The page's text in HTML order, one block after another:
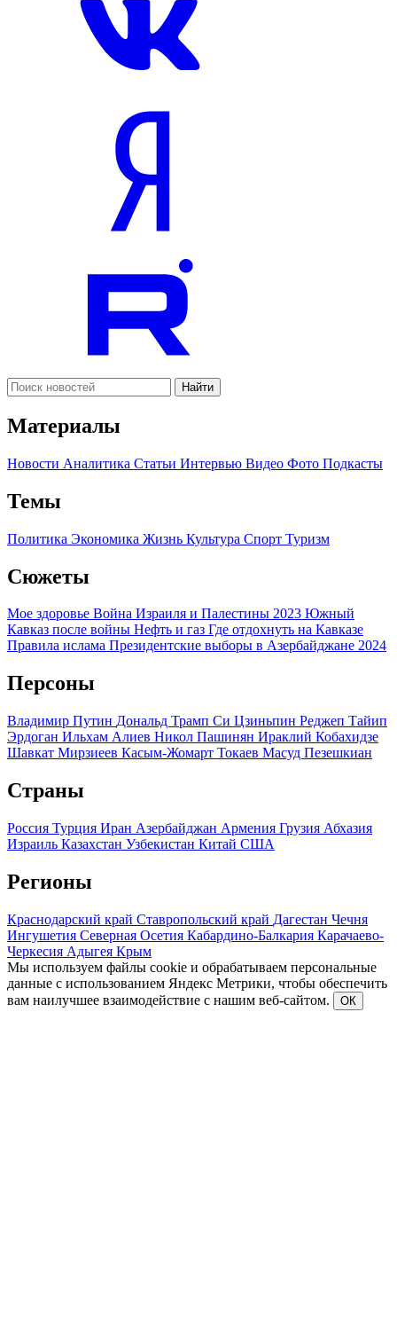
Найти
Материалы
Новости Аналитика Статьи Интервью Видео Фото Подкасты
Темы
Политика Экономика Жизнь Культура Спорт Туризм
Сюжеты
Мое здоровье Война Израиля и Палестины 2023 Южный
Кавказ после войны Нефть и газ Где отдохнуть на Кавказе
Правила ислама Президентские выборы в Азербайджане 2024
Персоны
Владимир Путин Дональд Трамп Си Цзиньпин Реджеп Тайип
Эрдоган Ильхам Алиев Никол Пашинян Ираклий Кобахидзе
Шавкат Мирзиеев Касым-Жомарт Токаев Масуд Пезешкиан
Страны
Россия Турция Иран Азербайджан Армения Грузия Абхазия
Израиль Казахстан Узбекистан Китай США
Регионы
Краснодарский край Ставропольский край Дагестан Чечня
Ингушетия Северная Осетия Кабардино-Балкария Карачаево-
Черкесия Адыгея Крым
Мы используем файлы cookie и обрабатываем персональные
данные с использованием Яндекс Метрики, чтобы обеспечить
вам наилучшее взаимодействие с нашим веб-сайтом.
ОК